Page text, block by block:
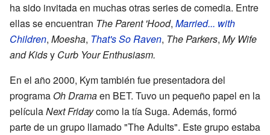
ha sido invitada en muchas otras series de comedia. Entre
ellas se encuentran The Parent 'Hood, Married... with
Children, Moesha, That's So Raven, The Parkers, My Wife
and Kidsy Curb Your Enthusiasm.
En el año 2000, Kym también fue presentadora del
programa Oh Dramaen BET. Tuvo un pequeño papel en la
películaNext Fridaycomo la tía Suga. Además, formó
parte de un grupo llamado "The Adults". Este grupo estaba